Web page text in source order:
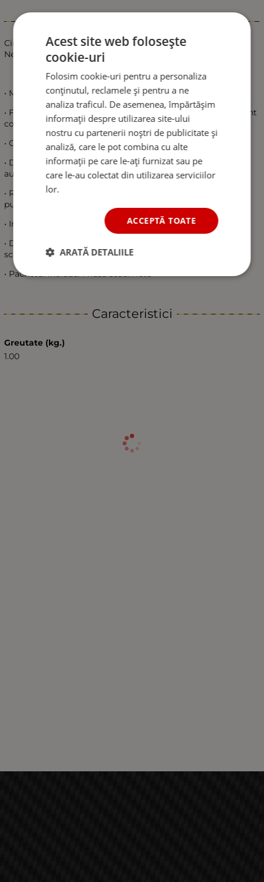
Сingurа Bucata Husa Scaun Auto, Fata Lux Universal,
Negru/Alb, Piele Ecologica
• Masaj negru de inalta calitate - tapiterie
• Fabricat din piele PU de inalta calitate, oferind un sentiment
confortabil de sedere si de conducere.
• Coaserea manuala.
• Design versatil si elegant, potrivit pentru toate
autoturismele.
• Rezistenta la uzura, un efect rezistent la apa si o protectie
puternica impotriva incendiilor.
• Instalare usoara.
• Design cuprinzator, acopera complet partea din fata a
scaunului.
• Pachetul include: 1 husa scaun fata
Caracteristici
Greutate (kg.)
1.00
Acest site web folosește
cookie-uri
Folosim cookie-uri pentru a personaliza
conținutul, reclamele și pentru a ne
analiza traficul. De asemenea, împărtășim
informații despre utilizarea site-ului
nostru cu partenerii noștri de publicitate și
analiză, care le pot combina cu alte
informații pe care le-ați furnizat sau pe
care le-au colectat din utilizarea serviciilor
lor.
ACCEPTĂ TOATE
ARATĂ DETALIILE